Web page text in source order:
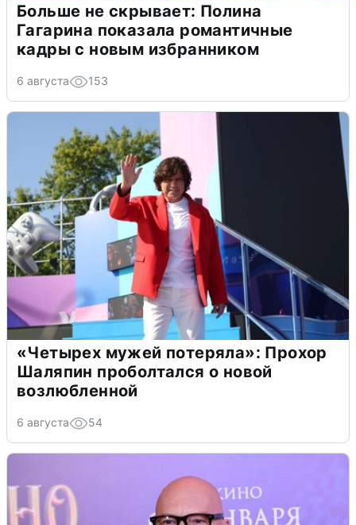
Больше не скрывает: Полина
Гагарина показала романтичные
кадры с новым избранником
6 августа 153
«Четырех мужей потеряла»: Прохор
Шаляпин проболтался о новой
возлюбленной
6 августа 54